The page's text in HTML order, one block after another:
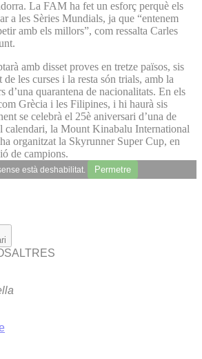
La FAM ha fet un esforç perquè els
a les Sèries Mundials, ja que “entenem
amb els millors”, com ressalta Carles
amb disset proves en tretze països, sis
les curses i la resta són trials, amb la
d’una quarantena de nacionalitats. En els
Grècia i les Filipines, i hi haurà sis
se celebrà el 25è aniversari d’una de
calendari, la Mount Kinabalu International
organitzat la Skyrunner Super Cup, en
de campions.
està deshabilitat. Permetre